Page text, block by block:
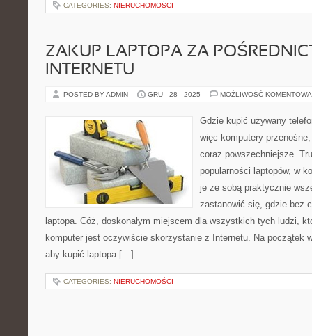
CATEGORIES: NIERUCHOMOŚCI
ZAKUP LAPTOPA ZA
INTERNETU
POSTED BY ADMIN GRU - 28 - 2025 MOŻLIWOŚĆ
Gdzie kupić używany
więc komputery
coraz powszechniejsze.
popularności laptopów, w
je ze sobą praktycznie
zastanowić się, gdzie bez
laptopa. Cóż, doskonałym miejscem dla wszystkich tych ludzi,
komputer jest oczywiście skorzystanie z Internetu. Na początek
aby kupić laptopa […]
CATEGORIES: NIERUCHOMOŚCI